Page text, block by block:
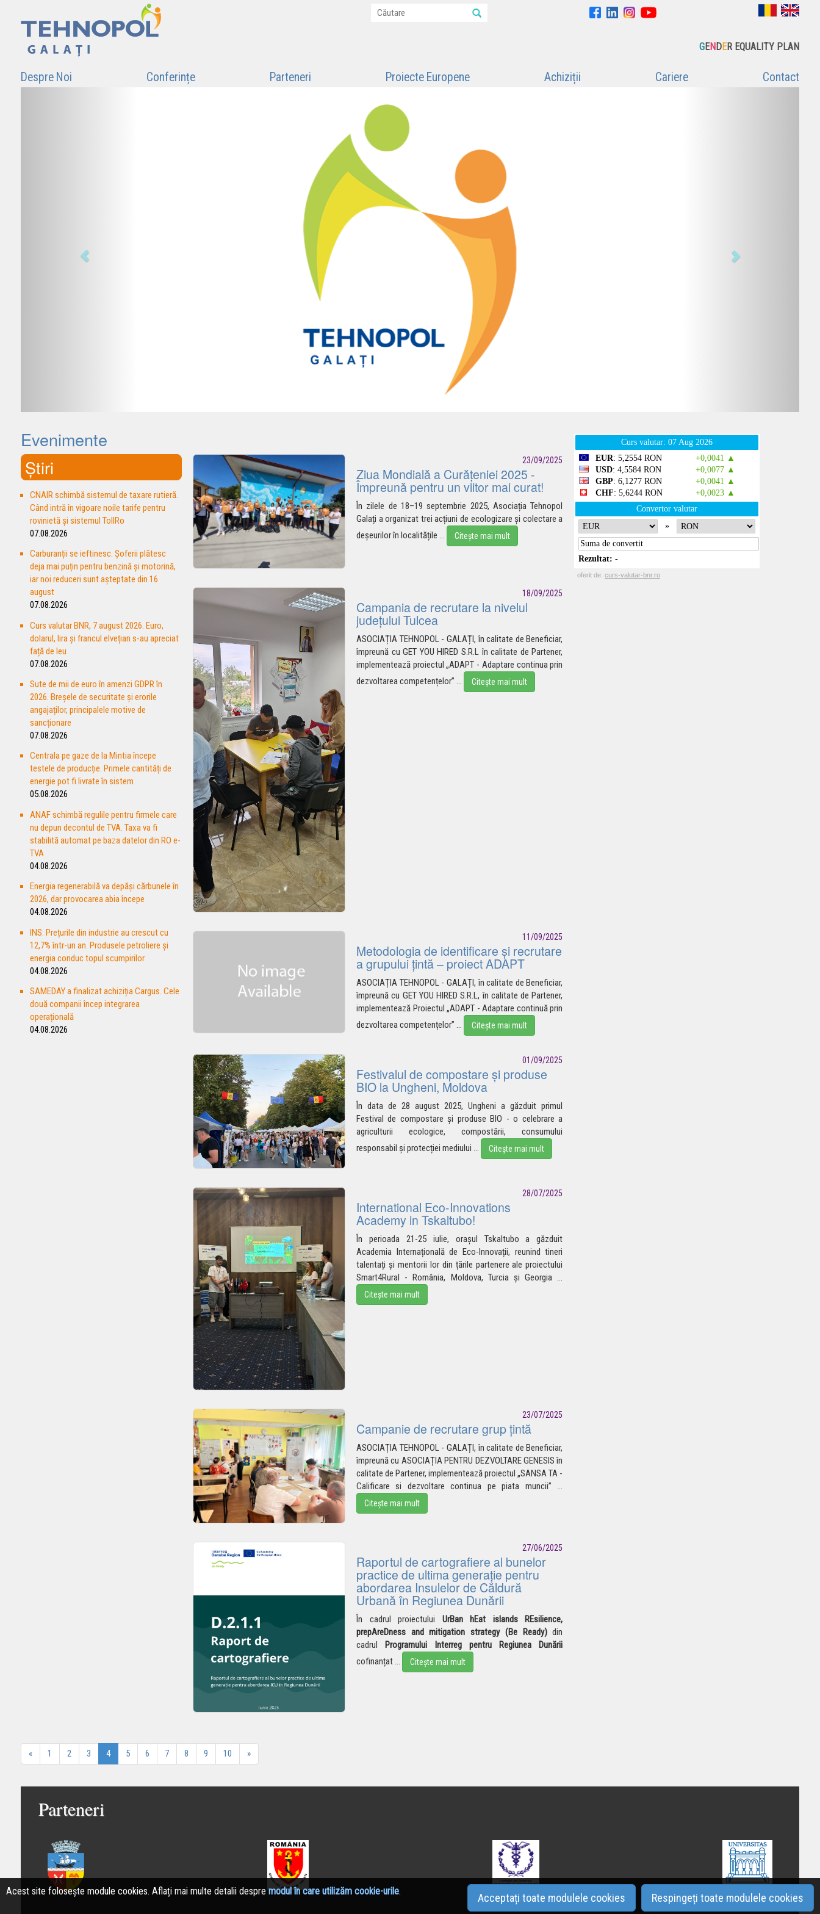
GEN DER EQUALITY PLAN
Despre Noi Conferințe Parteneri Proiecte Europene Achiziții Cariere Contact
Evenimente
Știri
CNAIR schimbă sistemul de taxare rutieră.
Când intră în vigoare noile tarife pentru
rovinietă și sistemul TollRo
07.08.2026
Carburanții se ieftinesc. Șoferii plătesc
deja mai puțin pentru benzină și motorină,
iar noi reduceri sunt așteptate din 16
august
07.08.2026
Curs valutar BNR, 7 august 2026. Euro,
dolarul, lira și francul elvețian s-au apreciat
față de leu
07.08.2026
Sute de mii de euro în amenzi GDPR în
2026. Breșele de securitate și erorile
angajaților, principalele motive de
sancționare
07.08.2026
Centrala pe gaze de la Mintia începe
testele de producție. Primele cantități de
energie pot fi livrate în sistem
05.08.2026
ANAF schimbă regulile pentru firmele care
nu depun decontul de TVA. Taxa va fi
stabilită automat pe baza datelor din RO e-
TVA
04.08.2026
Energia regenerabilă va depăşi cărbunele în
2026, dar provocarea abia începe
04.08.2026
INS: Prețurile din industrie au crescut cu
12,7% într-un an. Produsele petroliere și
energia conduc topul scumpirilor
04.08.2026
SAMEDAY a finalizat achiziția Cargus. Cele
două companii încep integrarea
operațională
04.08.2026
23/09/2025
Ziua Mondială a Curățeniei 2025 -
Împreună pentru un viitor mai curat!
În zilele de 18–19 septembrie 2025, Asociația Tehnopol
Galați a organizat trei acțiuni de ecologizare și colectare a
deșeurilor în localitățile ... Citește mai mult
18/09/2025
Campania de recrutare la nivelul
județului Tulcea
ASOCIAȚIA TEHNOPOL - GALAȚI, în calitate de Beneficiar,
împreună cu GET YOU HIRED S.R.L în calitate de Partener,
implementează proiectul „ADAPT - Adaptare continua prin
dezvoltareacompetențelor” ... Citește mai mult
11/09/2025
Metodologia de identificare și recrutare
a grupului țintă – proiect ADAPT
ASOCIAȚIA TEHNOPOL - GALAȚI, în calitate de Beneficiar,
împreună cu GET YOU HIRED S.R.L, în calitate de Partener,
implementează Proiectul „ADAPT - Adaptare continuă prin
dezvoltareacompetențelor” ... Citește mai mult
01/09/2025
Festivalul de compostare și produse
BIO la Ungheni, Moldova
În data de 28 august 2025, Ungheni a găzduit primul
Festival de compostare și produse BIO - o celebrare a
agriculturii ecologice, compostării, consumului
responsabil și protecției mediului ... Citește mai mult
28/07/2025
International Eco-Innovations
Academy in Tskaltubo!
În perioada 21-25 iulie, orașul Tskaltubo a găzduit
Academia Internațională de Eco-Innovații, reunind tineri
talentați și mentorii lor din țările partenere ale proiectului
Smart4Rural - România, Moldova, Turcia șiGeorgia ...
Citește mai mult
23/07/2025
Campanie de recrutare grup țintă
ASOCIAȚIA TEHNOPOL - GALAȚI, în calitate de Beneficiar,
împreună cu ASOCIAȚIA PENTRU DEZVOLTARE GENESIS în
calitate de Partener, implementează proiectul „SANSA TA -
Calificare si dezvoltare continua pe piata muncii” ...
Citește mai mult
27/06/2025
Raportul de cartografiere al bunelor
practice de ultima generație pentru
abordarea Insulelor de Căldură
Urbană în Regiunea Dunării
În cadrul proiectului UrBan hEat islands REsilience,
prepAreDness and mitigation strategy (Be Ready)din
cadrul Programului Interreg pentru Regiunea Dunării
cofinanțat... Citește mai mult
« 1 2 3 4 5 6 7 8 9 10 »
Parteneri
Acest site folosește module cookies. Aflați mai multe detalii despremodul în care utilizăm cookie-urile.
Acceptați toate modulele cookies Respingeți toate modulele cookies